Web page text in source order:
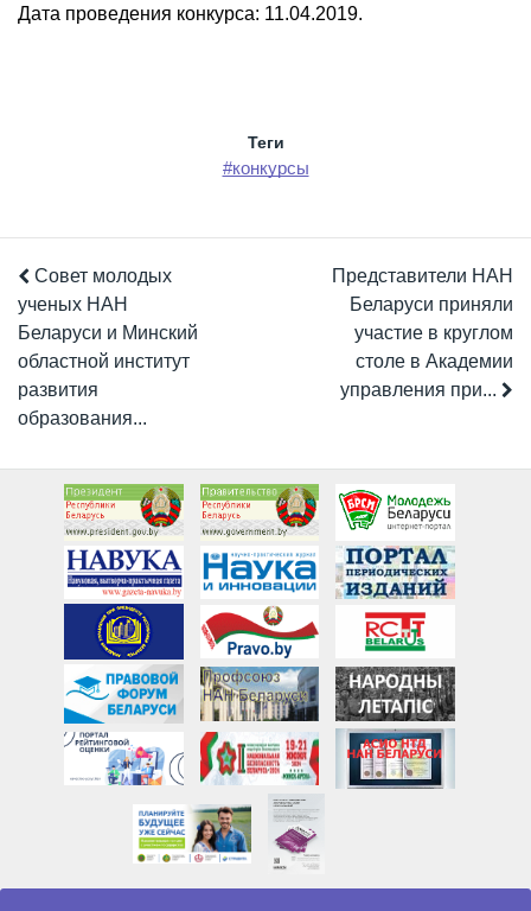
Дата проведения конкурса: 11.04.2019.
Теги
#конкурсы
Совет молодых
ученых НАН
Беларуси и Минский
областной институт
развития
образования...
Представители НАН
Беларуси приняли
участие в круглом
столе в Академии
управления при...